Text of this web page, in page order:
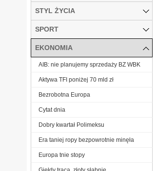
STYL ŻYCIA
SPORT
EKONOMIA
AIB: nie planujemy sprzedaży BZ WBK
Aktywa TFI poniżej 70 mld zł
Bezrobotna Europa
Cytat dnia
Dobry kwartał Polimeksu
Era taniej ropy bezpowrotnie minęła
Europa tnie stopy